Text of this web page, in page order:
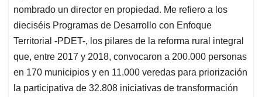
nombrado un director en propiedad. Me refiero a los
dieciséis Programas de Desarrollo con Enfoque
Territorial -PDET-, los pilares de la reforma rural integral
que, entre 2017 y 2018, convocaron a 200.000 personas
en 170 municipios y en 11.000 veredas para priorización
la participativa de 32.808 iniciativas de transformación